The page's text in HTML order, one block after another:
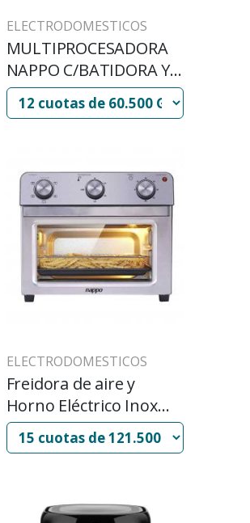
ELECTRODOMESTICOS
MULTIPROCESADORA
NAPPO C/BATIDORA Y
ACC NED-058
ELECTRODOMESTICOS
Freidora de aire y
Horno Eléctrico Inox
Nappo 22 Litros NEH-
095